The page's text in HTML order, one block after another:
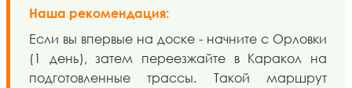
Наша рекомендация:
Если вы впервые на доске - начните с Орловки
(1 день), затем переезжайте в Каракол на
подготовленные трассы. Такой маршрут